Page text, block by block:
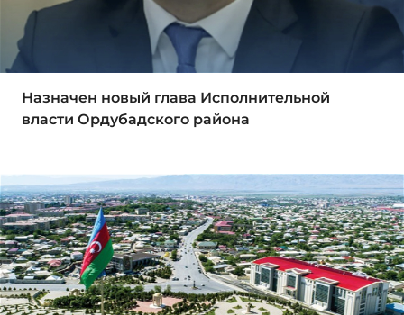
Назначен новый глава Исполнительной
власти Ордубадского района